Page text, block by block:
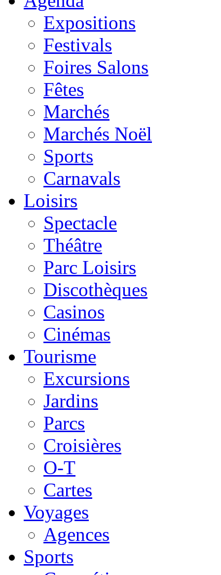
Expositions
Festivals
Foires Salons
Fêtes
Marchés
Marchés Noël
Sports
Carnavals
Loisirs
Spectacle
Théâtre
Parc Loisirs
Discothèques
Casinos
Cinémas
Tourisme
Excursions
Jardins
Parcs
Croisières
O-T
Cartes
Voyages
Agences
Sports